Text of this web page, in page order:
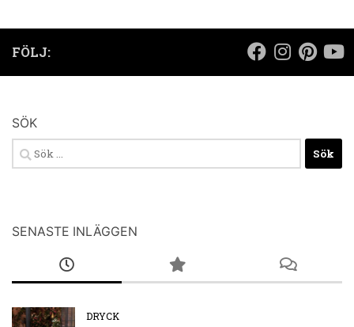
FÖLJ:
SÖK
Sök
efter:
SENASTE INLÄGGEN
DRYCK